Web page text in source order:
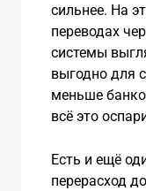
сильнее. На
переводах
системы
выгодно для
меньше
всё это
Есть и ещё
перерасход